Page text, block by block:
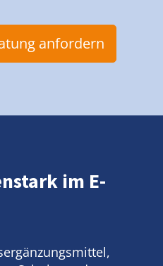
anfordern
im E-